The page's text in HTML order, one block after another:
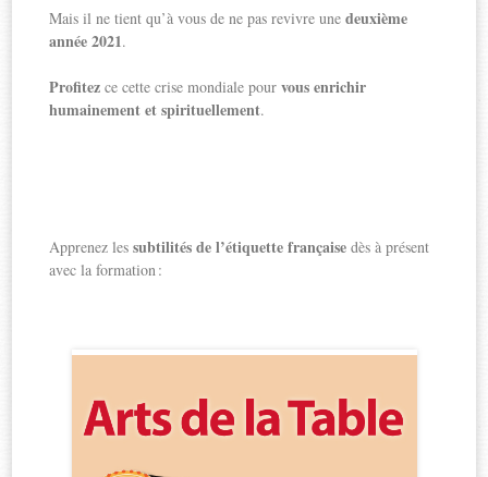
Mais il ne tient qu’à vous de ne pas revivre unedeuxième
année 2021.
Profitez ce cette crise mondiale pourvous enrichir
humainement et spirituellement.
Apprenez lessubtilités de l’étiquette française dès à présent
avec la formation :